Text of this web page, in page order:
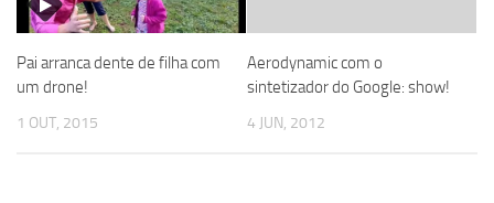
Pai arranca dente de filha com
um drone!
1 OUT, 2015
Aerodynamic com o
sintetizador do Google: show!
4 JUN, 2012